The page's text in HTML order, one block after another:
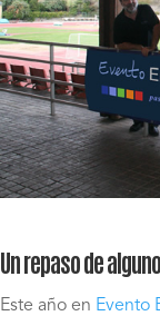
Un repaso de
Este año en Evento